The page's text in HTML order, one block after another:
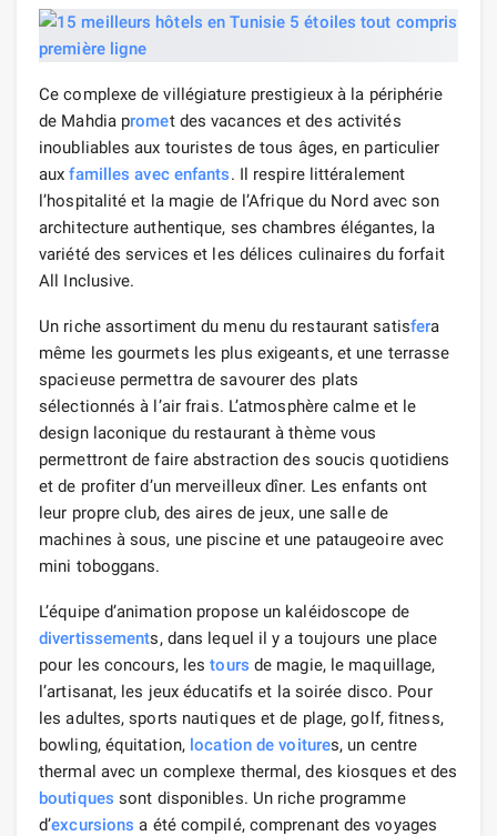
Ce complexe de villégiature prestigieux à la périphérie
de Mahdia promet des vacances et des activités
inoubliables aux touristes de tous âges, en particulier
auxfamilles avec enfants. Il respire littéralement
l’hospitalité et la magie de l’Afrique du Nord avec son
architecture authentique, ses chambres élégantes, la
variété des services et les délices culinaires du forfait
All Inclusive.
Un riche assortiment du menu du restaurant satisfera
même les gourmets les plus exigeants, et une terrasse
spacieuse permettra de savourer des plats
sélectionnés à l’air frais. L’atmosphère calme et le
design laconique du restaurant à thème vous
permettront de faire abstraction des soucis quotidiens
et de profiter d’un merveilleux dîner. Les enfants ont
leur propre club, des aires de jeux, une salle de
machines à sous, une piscine et une pataugeoire avec
mini toboggans.
L’équipe d’animation propose un kaléidoscope de
divertissements, dans lequel il y a toujours une place
pour les concours, lestours de magie, le maquillage,
l’artisanat, les jeux éducatifs et la soirée disco. Pour
les adultes, sports nautiques et de plage, golf, fitness,
bowling, équitation, location de voitures, un centre
thermal avec un complexe thermal, des kiosques et des
boutiques sont disponibles. Un riche programme
d’excursions a été compilé, comprenant des voyages